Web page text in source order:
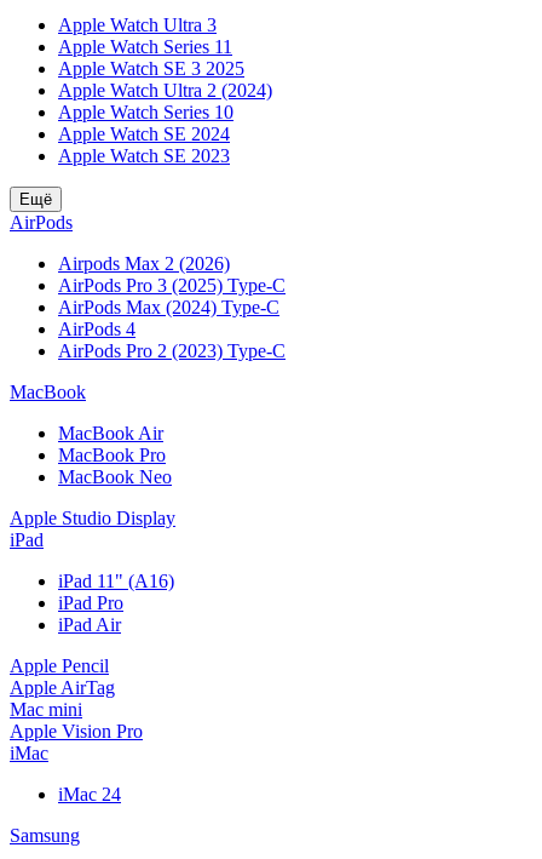
Apple Watch Ultra 3
Apple Watch Series 11
Apple Watch SE 3 2025
Apple Watch Ultra 2 (2024)
Apple Watch Series 10
Apple Watch SE 2024
Apple Watch SE 2023
Ещё
AirPods
Airpods Max 2 (2026)
AirPods Pro 3 (2025) Type-C
AirPods Max (2024) Type-C
AirPods 4
AirPods Pro 2 (2023) Type-C
MacBook
MacBook Air
MacBook Pro
MacBook Neo
Apple Studio Display
iPad
iPad 11" (A16)
iPad Pro
iPad Air
Apple Pencil
Apple AirTag
Mac mini
Apple Vision Pro
iMac
iMac 24
Samsung